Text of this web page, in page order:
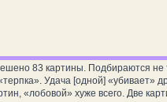
83 картины. Подбираются не
Удача [одной] «убивает»
«лобовой» хуже всего. Две